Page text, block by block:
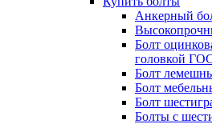
Анкерный
Болт
головкой
Болт
Болт
Болт
Болты с